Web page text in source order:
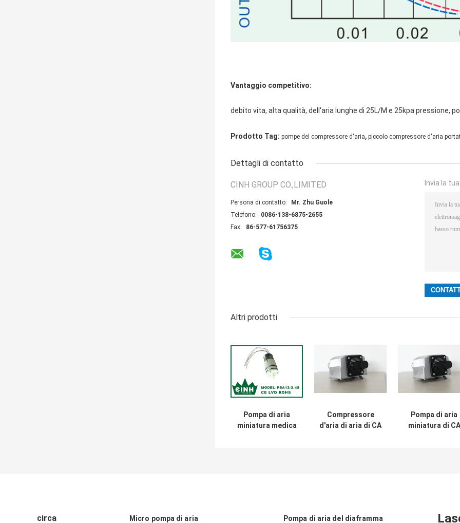
Vantaggio competitivo:
debito vita, alta qualità, dell'aria lunghe di 25L/M e 25kpa pressione,
Prodotto Tag: pompe del compressore d'aria, piccolo compressore d'aria
Dettagli di contatto
CINH GROUP CO.,LIMITED
Persona di contatto:
Mr. Zhu Guole
Telefono:
0086-138-6875-2655
Fax:
86-577-61756375
Invia la
Altri prodotti
Pompa di aria
miniatura medica
Compressore
d'aria di aria di CA
Pompa di aria
miniatura di CA
circa Micro pompa di aria Pompa di aria del diaframma